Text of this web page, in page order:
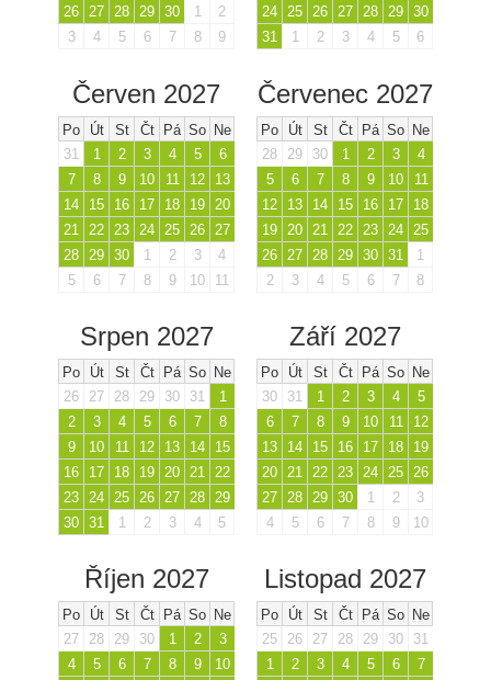
26 27 28 29 30 1
2
3
4 5 6 7 8 9
24 25 26 27 28 29 30
31
1 2 3 4 5 6
Červen 2027
Po Út St Čt Pá So Ne
31
1 2 3 4 5
6
7
8 9 10 11 12
13
14
15 16 17 18 19
20
21
22 23 24 25 26
27
28
29 30 1 2 3
4
5
6 7 8 9 10 11
Červenec 2027
Po Út St Čt Pá So Ne
28
29 30 1 2 3
4
5
6 7 8 9 10
11
12
13 14 15 16 17
18
19
20 21 22 23 24
25
26
27 28 29 30 31
1
2
3 4 5 6 7 8
Srpen 2027
Po Út St Čt Pá So Ne
26
27 28 29 30 31
1
2
3 4 5 6 7
8
9
10 11 12 13 14
15
16
17 18 19 20 21 22
23 24 25 26 27 28 29
30 31 1 2 3 4 5
Září 2027
Po Út St Čt Pá So Ne
30
31 1 2 3 4
5
6
7 8 9 10 11
12
13
14 15 16 17 18
19
20 21 22 23 24 25 26
27 28 29 30 1 2
3
4
5 6 7 8 9 10
Říjen 2027
Po Út St Čt Pá So Ne
27
28 29 30 1 2
3
4
5 6 7 8 9
10
Listopad 2027
Po Út St Čt Pá So Ne
25
26 27 28 29 30
31
1
2 3 4 5 6
7